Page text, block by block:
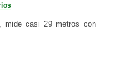
, mide casi 29 metros con